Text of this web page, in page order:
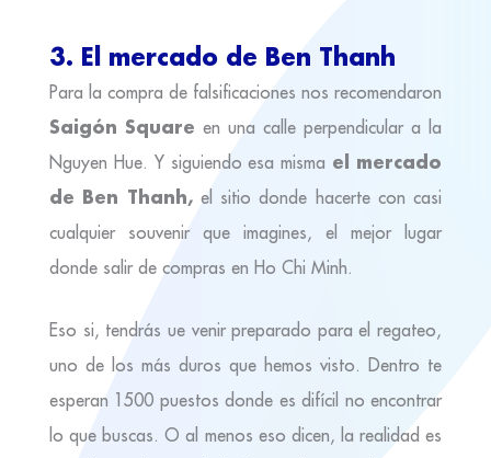
3. El mercado de Ben Thanh
Para la compra de falsificaciones nos recomendaron
Saigón Square en una calle perpendicular a la
Nguyen Hue. Y siguiendo esa misma el mercado
de Ben Thanh, el sitio donde hacerte con casi
cualquier souvenir que imagines, el mejor lugar
donde salir de compras en Ho Chi Minh.
Eso si, tendrás ue venir preparado para el regateo,
uno de los más duros que hemos visto. Dentro te
esperan 1500 puestos donde es difícil no encontrar
lo que buscas. O al menos eso dicen, la realidad es